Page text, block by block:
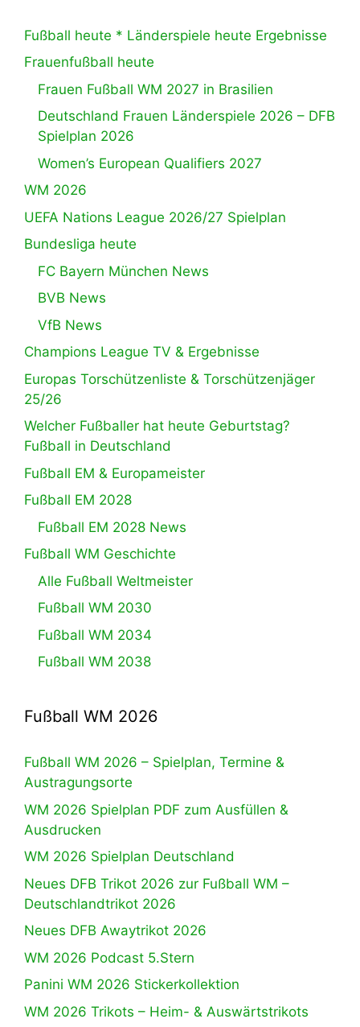
Fußball heute * Länderspiele heute Ergebnisse
Frauenfußball heute
Frauen Fußball WM 2027 in Brasilien
Deutschland Frauen Länderspiele 2026 – DFB
Spielplan 2026
Women’s European Qualifiers 2027
WM 2026
UEFA Nations League 2026/27 Spielplan
Bundesliga heute
FC Bayern München News
BVB News
VfB News
Champions League TV & Ergebnisse
Europas Torschützenliste & Torschützenjäger
25/26
Welcher Fußballer hat heute Geburtstag?
Fußball in Deutschland
Fußball EM & Europameister
Fußball EM 2028
Fußball EM 2028 News
Fußball WM Geschichte
Alle Fußball Weltmeister
Fußball WM 2030
Fußball WM 2034
Fußball WM 2038
Fußball WM 2026
Fußball WM 2026 – Spielplan, Termine &
Austragungsorte
WM 2026 Spielplan PDF zum Ausfüllen &
Ausdrucken
WM 2026 Spielplan Deutschland
Neues DFB Trikot 2026 zur Fußball WM –
Deutschlandtrikot 2026
Neues DFB Awaytrikot 2026
WM 2026 Podcast 5.Stern
Panini WM 2026 Stickerkollektion
WM 2026 Trikots – Heim- & Auswärtstrikots